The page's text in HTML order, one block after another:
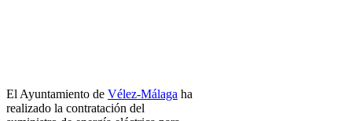
El Ayuntamiento de Vélez-Málaga ha
realizado la contratación del